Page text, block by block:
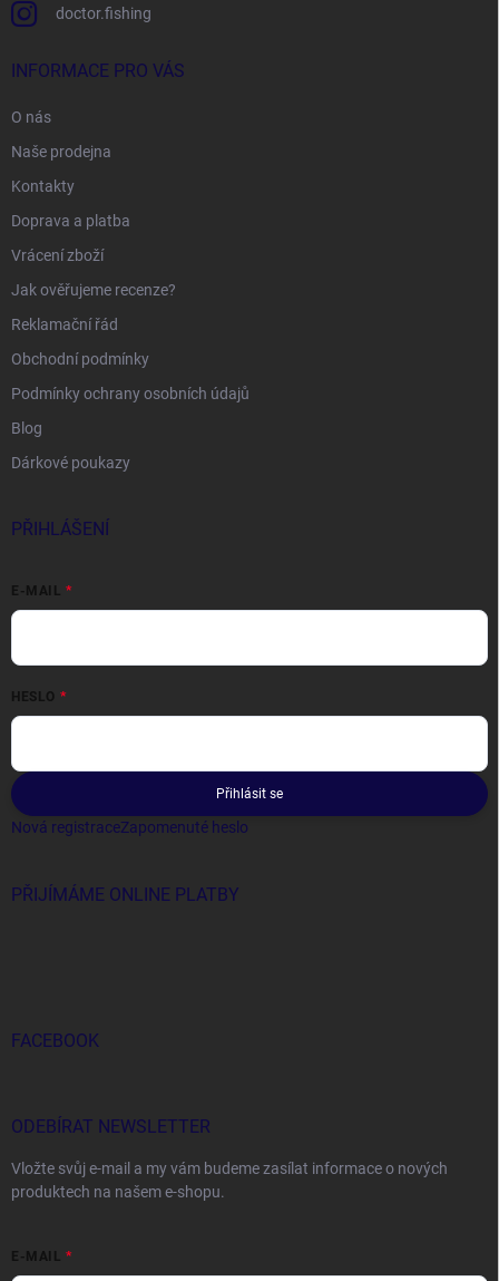
doctor.fishing
INFORMACE PRO VÁS
O nás
Naše prodejna
Kontakty
Doprava a platba
Vrácení zboží
Jak ověřujeme recenze?
Reklamační řád
Obchodní podmínky
Podmínky ochrany osobních údajů
Blog
Dárkové poukazy
PŘIHLÁŠENÍ
E-MAIL
HESLO
Přihlásit se
Nová registraceZapomenuté heslo
PŘIJÍMÁME ONLINE PLATBY
FACEBOOK
ODEBÍRAT NEWSLETTER
Vložte svůj e-mail a my vám budeme zasílat informace o nových
produktech na našem e-shopu.
E-MAIL